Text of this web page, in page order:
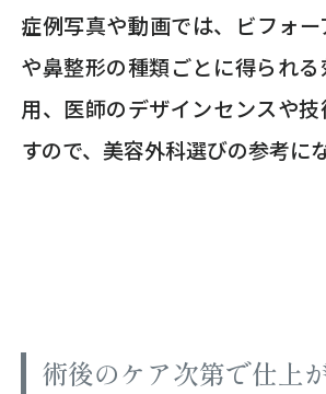
症例写真や動画では、ビフォ
や鼻整形の種類ごとに得られ
用、医師のデザインセンスや
すので、美容外科選びの参考に
術後のケア次第で仕上